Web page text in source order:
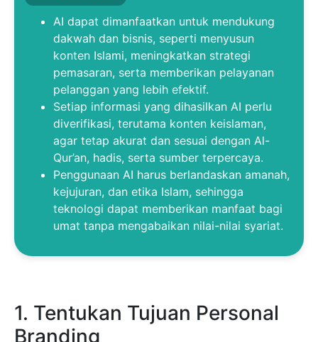
AI dapat dimanfaatkan untuk mendukung
dakwah dan bisnis, seperti menyusun
konten Islami, meningkatkan strategi
pemasaran, serta memberikan pelayanan
pelanggan yang lebih efektif.
Setiap informasi yang dihasilkan AI perlu
diverifikasi, terutama konten keislaman,
agar tetap akurat dan sesuai dengan Al-
Qur’an, hadis, serta sumber terpercaya.
Penggunaan AI harus berlandaskan amanah,
kejujuran, dan etika Islam, sehingga
teknologi dapat memberikan manfaat bagi
umat tanpa mengabaikan nilai-nilai syariat.
1. Tentukan Tujuan Personal
Branding